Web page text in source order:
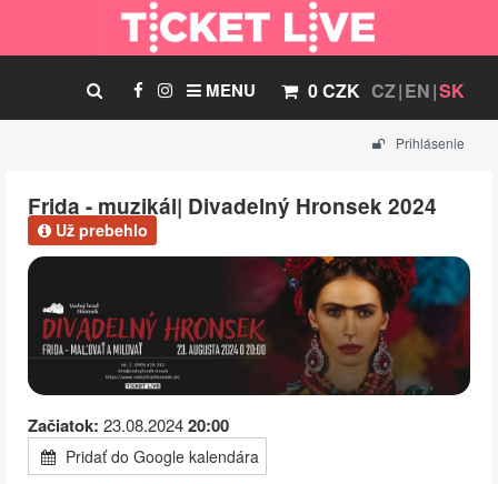
CZ EN SK
0 CZK
MENU
Prihlásenie
Frida - muzikál| Divadelný Hronsek 2024
Už prebehlo
Začiatok: 23.08.202420:00
Pridať do Google kalendára